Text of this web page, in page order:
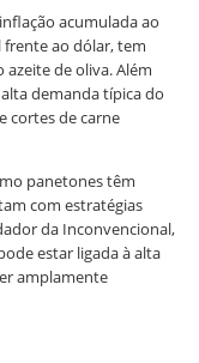
acumulada ao
frente ao dólar, tem
de oliva. Além
demanda típica do
cortes de carne
panetones têm
com estratégias
da Inconvencional,
estar ligada à alta
amplamente